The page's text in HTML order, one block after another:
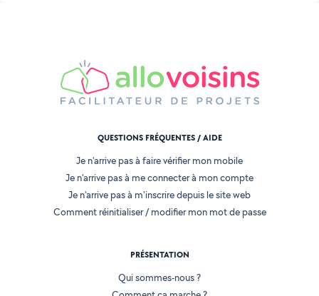
QUESTIONS FRÉQUENTES / AIDE
Je n'arrive pas à faire vérifier mon mobile
Je n'arrive pas à me connecter à mon compte
Je n'arrive pas à m'inscrire depuis le site web
Comment réinitialiser / modifier mon mot de passe
PRÉSENTATION
Qui sommes-nous ?